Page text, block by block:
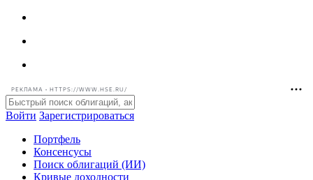
РЕКЛАМА • HTTPS://WWW.HSE.RU/
Войти Зарегистрироваться